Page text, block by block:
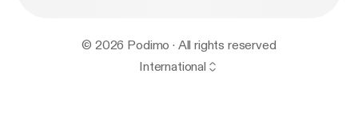
© 2026 Podimo · All rights reserved
International